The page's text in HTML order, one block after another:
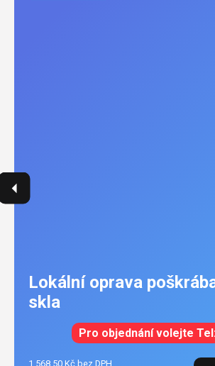
Lokální oprava
skla
Pro objednání volejte
1 568,50 Kč bez DPH